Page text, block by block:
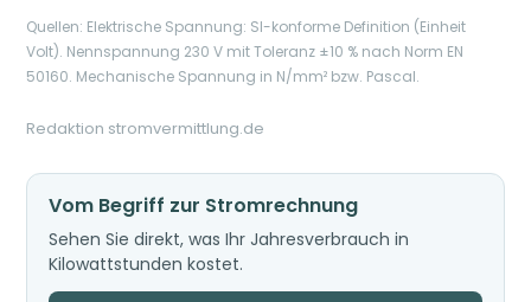
Quellen: Elektrische Spannung: SI-konforme Definition (Einheit
Volt). Nennspannung 230 V mit Toleranz ±10 % nach Norm EN
50160. Mechanische Spannung in N/mm² bzw. Pascal.
Redaktion stromvermittlung.de
Vom Begriff zur Stromrechnung
Sehen Sie direkt, was Ihr Jahresverbrauch in
Kilowattstunden kostet.